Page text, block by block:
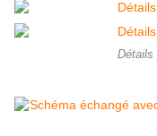
Détails